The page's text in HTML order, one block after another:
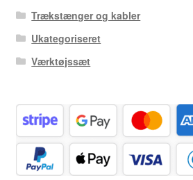
Trækstænger og kabler
Ukategoriseret
Værktøjssæt